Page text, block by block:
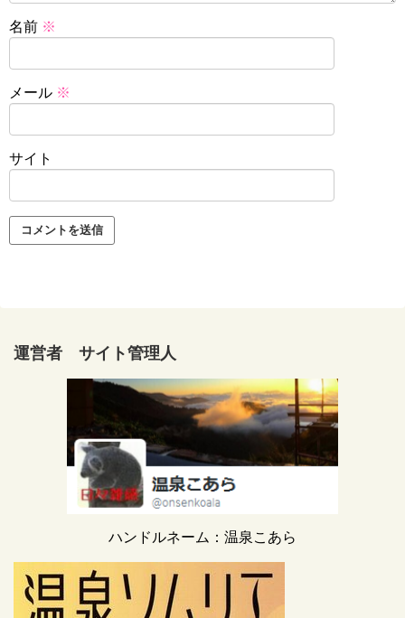
名前 ※
メール ※
サイト
運営者 サイト管理人
ハンドルネーム：温泉こあら